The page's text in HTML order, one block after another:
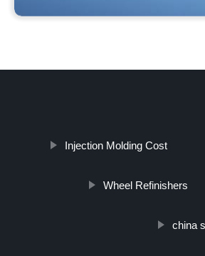
Injection Molding Cost
Wheel Refinishers
china